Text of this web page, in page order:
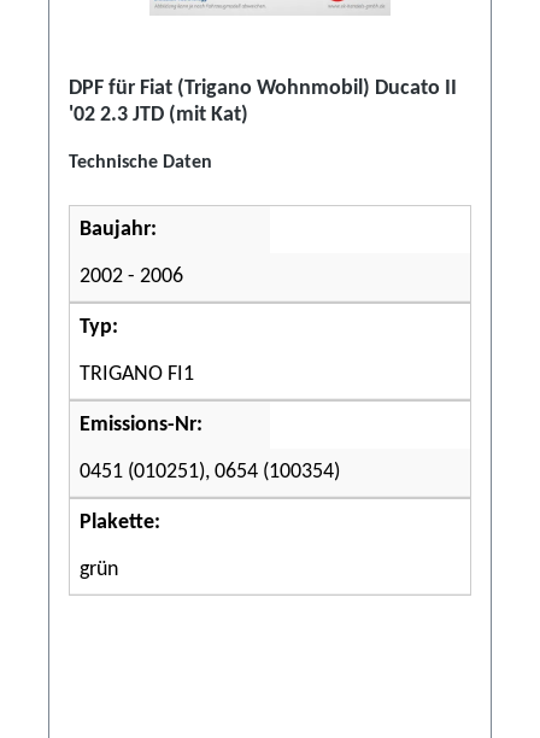
DPF für Fiat (Trigano Wohnmobil) Ducato II
'02 2.3 JTD (mit Kat)
Technische Daten
Baujahr:
2002 - 2006
Typ:
TRIGANO FI1
Emissions-Nr:
0451 (010251), 0654 (100354)
Plakette:
grün